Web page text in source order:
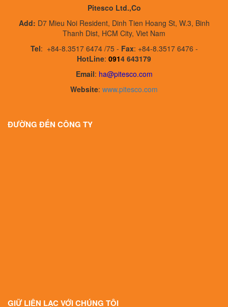
Pitesco Ltd.,Co
Add: D7 Mieu Noi Resident, Dinh Tien Hoang St, W.3, Binh
Thanh Dist, HCM City, Viet Nam
Tel: +84-8.3517 6474 /75 - Fax: +84-8.3517 6476 -
HotLine: 0914 643179
Email: ha@pitesco.com
Website: www.pitesco.com
ĐƯỜNG ĐẾN CÔNG TY
GIỮ LIÊN LẠC VỚI CHÚNG TÔI